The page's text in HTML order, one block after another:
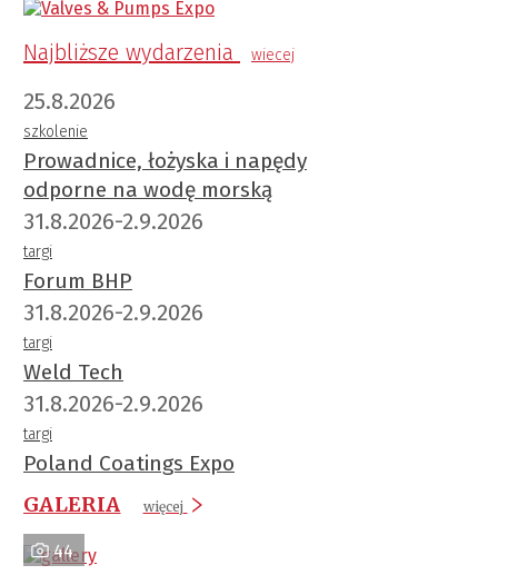
Najbliższe wydarzenia wiecej
25.8.2026
szkolenie
Prowadnice, łożyska i napędy
odporne na wodę morską
31.8.2026-2.9.2026
targi
Forum BHP
31.8.2026-2.9.2026
targi
Weld Tech
31.8.2026-2.9.2026
targi
Poland Coatings Expo
GALERIA
więcej
44